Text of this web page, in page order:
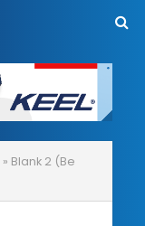
» Blank 2 (Be